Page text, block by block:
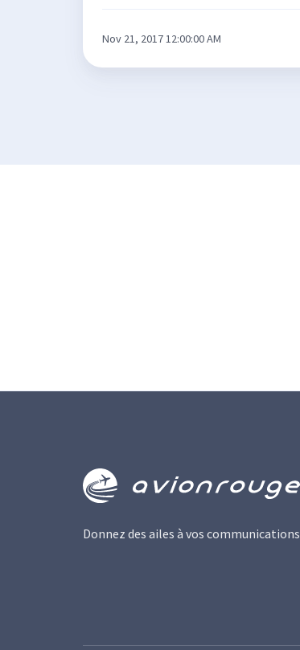
Nov 21, 2017 12:00:00 AM
Donnez des ailes à vos communications